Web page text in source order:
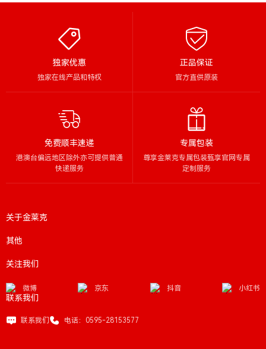
独家优惠
独家在线产品和特权
正品保证
官方直供原装
免费顺丰速递
港澳台偏远地区除外亦可提供普通
快递服务
专属包装
尊享金莱克专属包装甄享官网专属
定制服务
关于金莱克
其他
关注我们
微博 京东 抖音 小红书
联系我们
联系我们 电话：0595-28153577